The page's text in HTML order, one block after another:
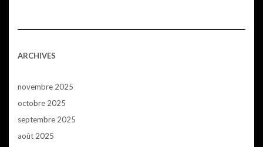
ARCHIVES
novembre 2025
octobre 2025
septembre 2025
août 2025